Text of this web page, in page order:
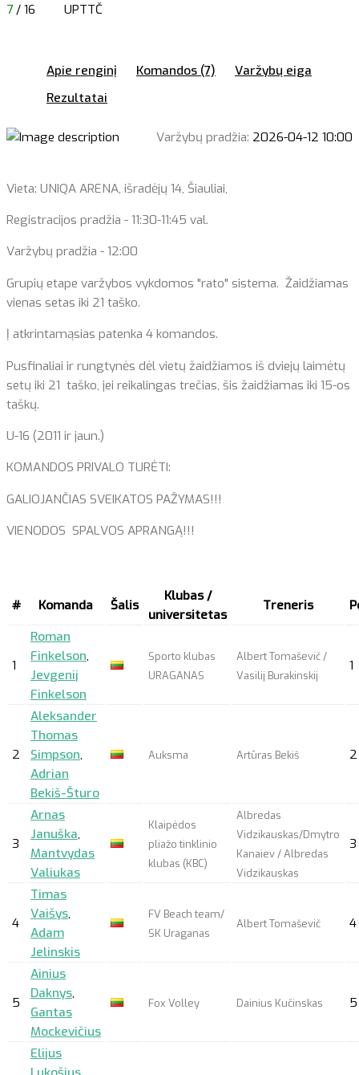
7/ 16 UPTTČ
Apie renginį Komandos (7)
Varžybų eiga
Rezultatai
Varžybų pradžia: 2026-04-12 10:00
Vieta: UNIQA ARENA, išradėjų 14, Šiauliai,
Registracijos pradžia - 11:30-11:45 val.
Varžybų pradžia - 12:00
Grupių etape varžybos vykdomos "rato" sistema. Žaidžiamas
vienas setas iki 21 taško.
Į atkrintamąsias patenka 4 komandos.
Pusfinaliai ir rungtynės dėl vietų žaidžiamos iš dviejų laimėtų
setų iki 21 taško, jei reikalingas trečias, šis žaidžiamas iki 15-os
taškų.
U-16 (2011 ir jaun.)
KOMANDOS PRIVALO TURĖTI:
GALIOJANČIAS SVEIKATOS PAŽYMAS!!!
VIENODOS SPALVOS APRANGĄ!!!
# Komanda Šalis
Klubas /
universitetas
Treneris
1
Roman
Finkelson,
Jevgenij
Finkelson
Sporto klubas
URAGANAS
Albert Tomaševič /
Vasilij Burakinskij
1
2
Aleksander
Thomas
Simpson,
Adrian
Bekiš-Šturo
Auksma Artūras Bekiš 2
3
Arnas
Januška,
Mantvydas
Valiukas
Klaipėdos
pliažo tinklinio
klubas (KBC)
Albredas
Vidzikauskas/Dmytro
Kanaiev / Albredas
Vidzikauskas
3
4
Timas
Vaišys,
Adam
Jelinskis
FV Beach team/
SK Uraganas
Albert Tomaševič 4
5
Ainius
Daknys,
Gantas
Mockevičius
Fox Volley Dainius Kučinskas 5
Elijus